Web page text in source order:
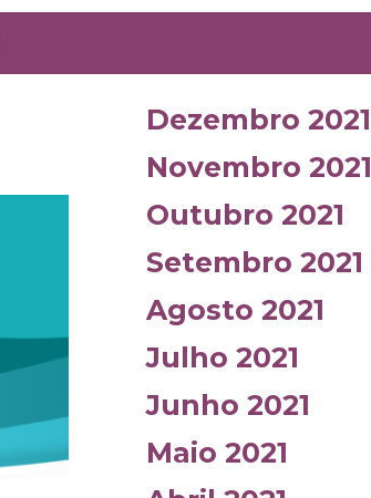
Dezembro 2021
Novembro 2021
Outubro 2021
Setembro 2021
Agosto 2021
Julho 2021
Junho 2021
Maio 2021